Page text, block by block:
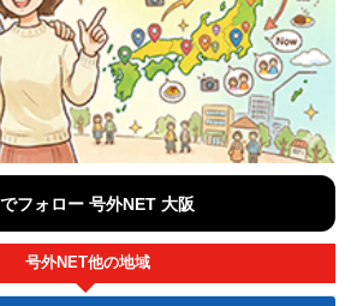
でフォロー 号外NET 大阪
号外NET他の地域